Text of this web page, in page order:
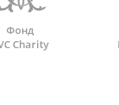
Фонд
Charity